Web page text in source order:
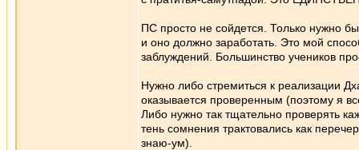
ПС просто не сойдется. Только нужно
и оно должно заработать. Это мой
заблуждений. Большинство учеников
Нужно либо стремиться к реализации
оказывается проверенным (поэтому я
Либо нужно так тщательно проверять
тень сомнения трактовались как
знаю-ум).